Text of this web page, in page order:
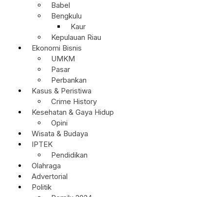
Babel
Bengkulu
Kaur
Kepulauan Riau
Ekonomi Bisnis
UMKM
Pasar
Perbankan
Kasus & Peristiwa
Crime History
Kesehatan & Gaya Hidup
Opini
Wisata & Budaya
IPTEK
Pendidikan
Olahraga
Advertorial
Politik